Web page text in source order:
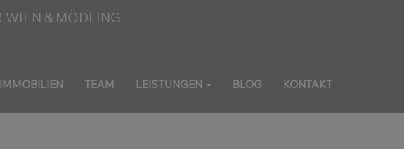
IMMOBILIEN TEAM LEISTUNGEN BLOG KONTAKT